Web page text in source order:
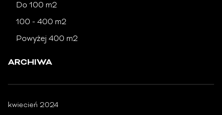
Do 100 m2
100 - 400 m2
Powyżej 400 m2
ARCHIWA
kwiecień 2024